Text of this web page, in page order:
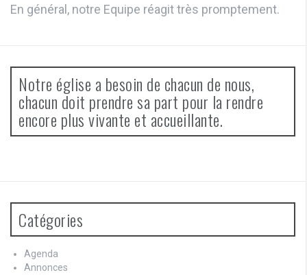
En général, notre Equipe réagit très promptement.
Notre église a besoin de chacun de nous,
chacun doit prendre sa part pour la rendre
encore plus vivante et accueillante.
Catégories
Agenda
Annonces